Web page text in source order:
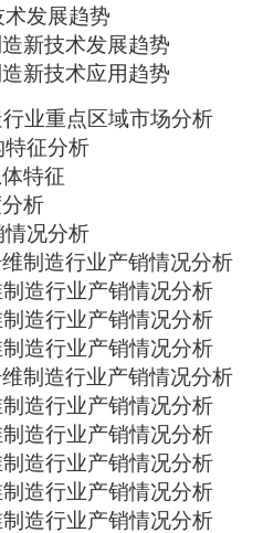
发展趋势
新技术发展趋势
新技术应用趋势
业重点区域市场分析
特征分析
特征
析
情况分析
制造行业产销情况分析
制造行业产销情况分析
制造行业产销情况分析
制造行业产销情况分析
制造行业产销情况分析
制造行业产销情况分析
制造行业产销情况分析
制造行业产销情况分析
制造行业产销情况分析
制造行业产销情况分析